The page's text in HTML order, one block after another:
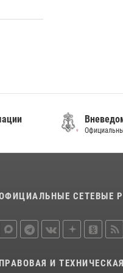
СЕТЕВЫЕ
ПРАВОВАЯ И